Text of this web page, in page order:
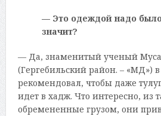
— Это одеждой надо было
значит?
— Да, знаменитый ученый
(Гергебильский район. – «МД») в
рекомендовал, чтобы даже
идет в хадж. Что интересно, из
обремененные грузом, они